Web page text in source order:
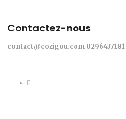
Contactez-nous
contact@cozigou.com 0296437181